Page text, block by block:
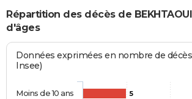
Répartition des décès de
d'âges
Données exprimées en nombre de décès
Insee)
5
Moins de 10 ans